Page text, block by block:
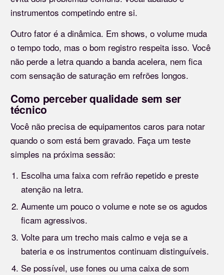
instrumentos competindo entre si.
Outro fator é a dinâmica. Em shows, o volume muda
o tempo todo, mas o bom registro respeita isso. Você
não perde a letra quando a banda acelera, nem fica
com sensação de saturação em refrões longos.
Como perceber qualidade sem ser
técnico
Você não precisa de equipamentos caros para notar
quando o som está bem gravado. Faça um teste
simples na próxima sessão:
Escolha uma faixa com refrão repetido e preste
atenção na letra.
Aumente um pouco o volume e note se os agudos
ficam agressivos.
Volte para um trecho mais calmo e veja se a
bateria e os instrumentos continuam distinguíveis.
Se possível, use fones ou uma caixa de som